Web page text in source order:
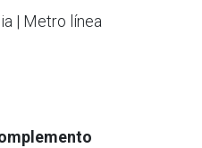
| Metro línea